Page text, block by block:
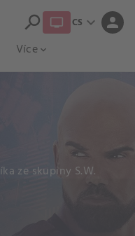
Více expand_more
search CS expand_more person
ze skupiny S.W.